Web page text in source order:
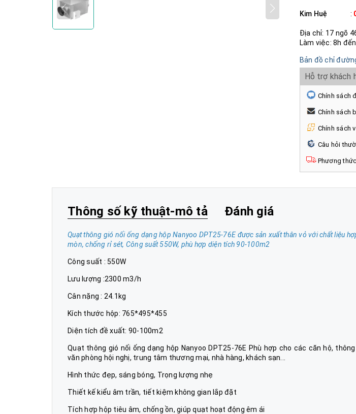
Kim Huệ :
Địa chỉ: 17 ngõ
Làm việc: 8h
Bản đồ chỉ
Hỗ trợ khách
Chính sách
Chính sách
Chính sách
Câu hỏi
Phương
Thông số kỹ thuật-mô tả Đánh giá
Quạt thông gió nối ống dạng hộp Nanyoo DPT25-76E được sản xuất thân vỏ với chất liệu
mòn, chống rỉ sét, Công suất 550W, phù hợp diện tích 90-100m2
Công suất : 550W
Lưu lượng :2300 m3/h
Cân nặng : 24.1kg
Kích thước hộp: 765*495*455
Diện tích đề xuất: 90-100m2
Quạt thông gió nối ống dạng hộp Nanyoo DPT25-76E Phù hợp cho các căn hộ,
văn phòng hội nghị, trung tâm thương mại, nhà hàng, khách sạn...
Hình thức đẹp, sáng bóng, Trọng lượng nhẹ
Thiết kế kiểu âm trần, tiết kiệm không gian lắp đặt
Tích hợp hộp tiêu âm, chống ồn, giúp quạt hoạt động êm ái